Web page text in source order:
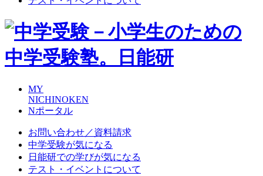
MY
NICHINOKEN
Nポータル
お問い合わせ／資料請求
中学受験が気になる
日能研での学びが気になる
テスト・イベントについて